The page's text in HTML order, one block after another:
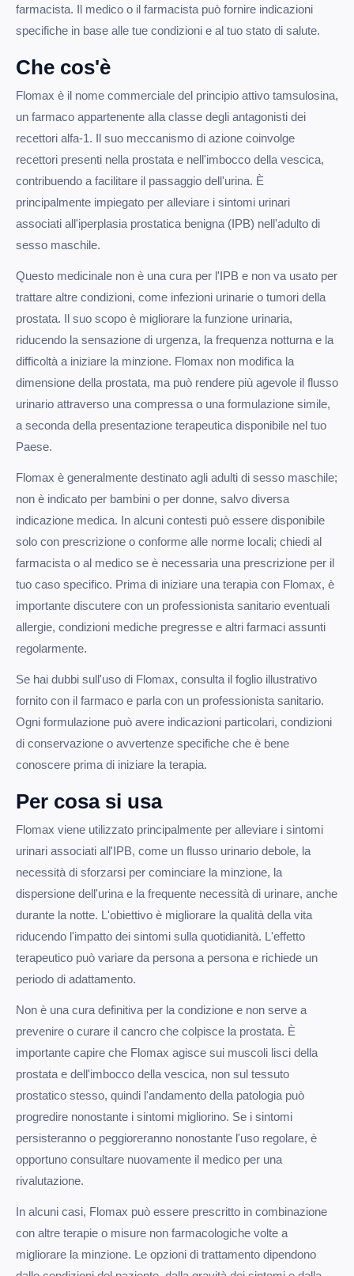
farmacista. Il medico o il farmacista può fornire indicazioni
specifiche in base alle tue condizioni e al tuo stato di salute.
Che cos'è
Flomax è il nome commerciale del principio attivo tamsulosina,
un farmaco appartenente alla classe degli antagonisti dei
recettori alfa-1. Il suo meccanismo di azione coinvolge
recettori presenti nella prostata e nell'imbocco della vescica,
contribuendo a facilitare il passaggio dell'urina. È
principalmente impiegato per alleviare i sintomi urinari
associati all'iperplasia prostatica benigna (IPB) nell'adulto di
sesso maschile.
Questo medicinale non è una cura per l'IPB e non va usato per
trattare altre condizioni, come infezioni urinarie o tumori della
prostata. Il suo scopo è migliorare la funzione urinaria,
riducendo la sensazione di urgenza, la frequenza notturna e la
difficoltà a iniziare la minzione. Flomax non modifica la
dimensione della prostata, ma può rendere più agevole il flusso
urinario attraverso una compressa o una formulazione simile,
a seconda della presentazione terapeutica disponibile nel tuo
Paese.
Flomax è generalmente destinato agli adulti di sesso maschile;
non è indicato per bambini o per donne, salvo diversa
indicazione medica. In alcuni contesti può essere disponibile
solo con prescrizione o conforme alle norme locali; chiedi al
farmacista o al medico se è necessaria una prescrizione per il
tuo caso specifico. Prima di iniziare una terapia con Flomax, è
importante discutere con un professionista sanitario eventuali
allergie, condizioni mediche pregresse e altri farmaci assunti
regolarmente.
Se hai dubbi sull'uso di Flomax, consulta il foglio illustrativo
fornito con il farmaco e parla con un professionista sanitario.
Ogni formulazione può avere indicazioni particolari, condizioni
di conservazione o avvertenze specifiche che è bene
conoscere prima di iniziare la terapia.
Per cosa si usa
Flomax viene utilizzato principalmente per alleviare i sintomi
urinari associati all'IPB, come un flusso urinario debole, la
necessità di sforzarsi per cominciare la minzione, la
dispersione dell'urina e la frequente necessità di urinare, anche
durante la notte. L'obiettivo è migliorare la qualità della vita
riducendo l'impatto dei sintomi sulla quotidianità. L'effetto
terapeutico può variare da persona a persona e richiede un
periodo di adattamento.
Non è una cura definitiva per la condizione e non serve a
prevenire o curare il cancro che colpisce la prostata. È
importante capire che Flomax agisce sui muscoli lisci della
prostata e dell'imbocco della vescica, non sul tessuto
prostatico stesso, quindi l'andamento della patologia può
progredire nonostante i sintomi migliorino. Se i sintomi
persisteranno o peggioreranno nonostante l'uso regolare, è
opportuno consultare nuovamente il medico per una
rivalutazione.
In alcuni casi, Flomax può essere prescritto in combinazione
con altre terapie o misure non farmacologiche volte a
migliorare la minzione. Le opzioni di trattamento dipendono